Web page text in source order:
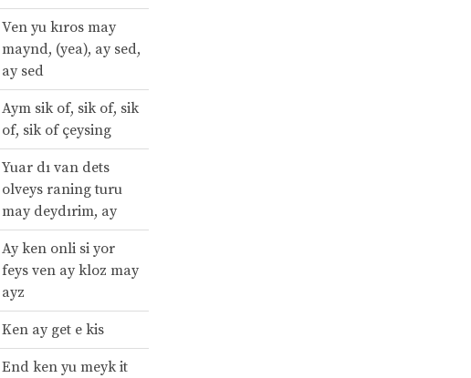
Ven yu kıros may
maynd, (yea), ay sed,
ay sed
Aym sik of, sik of, sik
of, sik of çeysing
Yuar dı van dets
olveys raning turu
may deydırim, ay
Ay ken onli si yor
feys ven ay kloz may
ayz
Ken ay get e kis
End ken yu meyk it